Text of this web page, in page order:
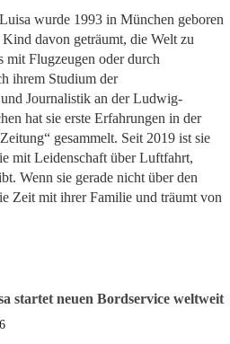
wurde 1993 in München geboren
Kind davon geträumt, die Welt zu
mit Flugzeugen oder durch
ihrem Studium der
Journalistik an der Ludwig-
hat sie erste Erfahrungen in der
gesammelt. Seit 2019 ist sie
mit Leidenschaft über Luftfahrt,
Wenn sie gerade nicht über den
Zeit mit ihrer Familie und träumt von
startet neuen Bordservice weltweit